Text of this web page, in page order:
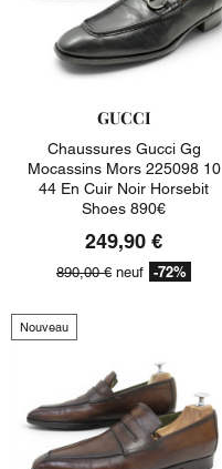
GUCCI
Chaussures Gucci Gg
Mocassins Mors 225098 10
44 En Cuir Noir Horsebit
Shoes 890€
249,90 €
890,00 € neuf -72%
Nouveau